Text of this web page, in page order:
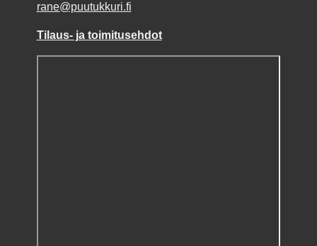
rane@puutukkuri.fi
Tilaus- ja toimitusehdot